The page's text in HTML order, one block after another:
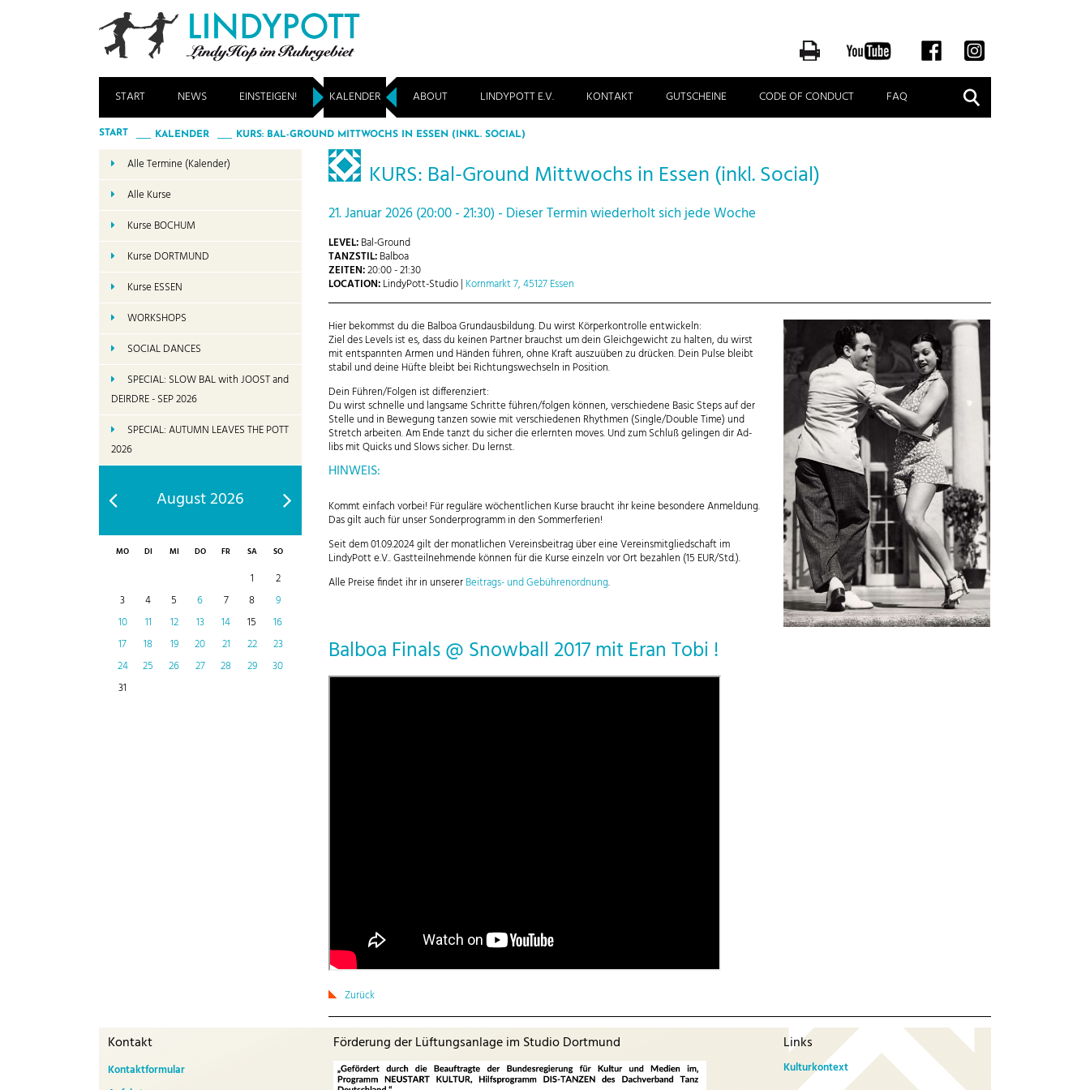
START NEWS EINSTEIGEN! KALENDER ABOUT LINDYPOTT E.V. KONTAKT GUTSCHEINE CODE OF CONDUCT FAQ Suche
START KALENDER KURS: BAL-GROUND MITTWOCHS IN ESSEN (INKL. SOCIAL)
KURS: Bal-Ground Mittwochs in Essen (inkl. Social)
21. Januar 2026 (20:00 - 21:30) - Dieser Termin wiederholt sich jede Woche
LEVEL:Bal-Ground
TANZSTIL:Balboa
ZEITEN:20:00 - 21:30
LOCATION:LindyPott-Studio | Kornmarkt 7, 45127 Essen
Hier bekommst du die Balboa Grundausbildung. Du wirst Körperkontrolle entwickeln:
Ziel des Levels ist es, dass du keinen Partner brauchst um dein Gleichgewicht zu halten, du wirst
mit entspannten Armen und Händen führen, ohne Kraft auszuüben zu drücken. Dein Pulse bleibt
stabil und deine Hüfte bleibt bei Richtungswechseln in Position.
Dein Führen/Folgen ist differenziert:
Du wirst schnelle und langsame Schritte führen/folgen können, verschiedene Basic Steps auf der
Stelle und in Bewegung tanzen sowie mit verschiedenen Rhythmen (Single/Double Time) und
Stretch arbeiten. Am Ende tanzt du sicher die erlernten moves. Und zum Schluß gelingen dir Ad-
libs mit Quicks und Slows sicher. Du lernst.
HINWEIS:
Kommt einfach vorbei! Für reguläre wöchentlichen Kurse braucht ihr keine besondere Anmeldung.
Das gilt auch für unser Sonderprogramm in den Sommerferien!
Seit dem 01.09.2024 gilt der monatlichen Vereinsbeitrag über eine Vereinsmitgliedschaft im
LindyPott e.V.. Gastteilnehmende können für die Kurse einzeln vor Ort bezahlen (15 EUR/Std.).
Alle Preise findet ihr in unsererBeitrags- und Gebührenordnung.
Balboa Finals @ Snowball 2017 mit Eran Tobi !
Zurück
Alle Termine (Kalender)
Alle Kurse
Kurse BOCHUM
Kurse DORTMUND
Kurse ESSEN
WORKSHOPS
SOCIAL DANCES
SPECIAL: SLOW BAL with JOOST and
DEIRDRE - SEP 2026
SPECIAL: AUTUMN LEAVES THE POTT
2026
August 2026
MO DI MI DO FR SA SO
1
2
3
4 5 6 7 8
9
10
11 12 13 14 15
16
17
18 19 20 21 22
23
24
25 26 27 28 29
30
31
Kontakt
Kontaktformular
Förderung der Lüftungsanlage im Studio Dortmund Links
Kulturkontext